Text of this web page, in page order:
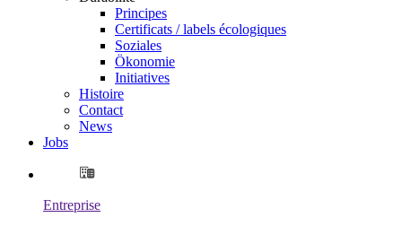
Principes
Certificats / labels écologiques
Soziales
Ökonomie
Initiatives
Histoire
Contact
News
Jobs
Entreprise